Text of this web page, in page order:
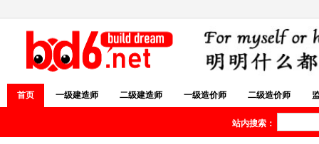
首页 一级建造师 二级建造师 一级造价师 二级造价师
站内搜索：